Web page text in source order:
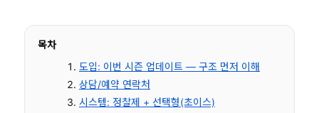
목차
도입: 이번 시즌 업데이트 — 구조 먼저 이해
상담/예약 연락처
시스템: 정찰제 + 선택형(초이스)